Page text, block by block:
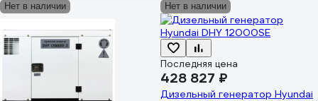
Нет в наличии Нет в наличии
Последняя цена
428 827 ₽
Дизельный генератор Hyundai